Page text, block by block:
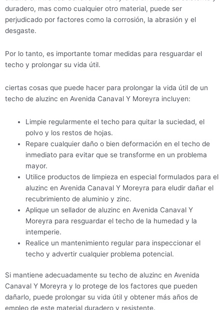
duradero, mas como cualquier otro material, puede ser
perjudicado por factores como la corrosión, la abrasión y el
desgaste.
Por lo tanto, es importante tomar medidas para resguardar el
techo y prolongar su vida útil.
ciertas cosas que puede hacer para prolongar la vida útil de un
techo de aluzinc en Avenida Canaval Y Moreyra incluyen:
Limpie regularmente el techo para quitar la suciedad, el
polvo y los restos de hojas.
Repare cualquier daño o bien deformación en el techo de
inmediato para evitar que se transforme en un problema
mayor.
Utilice productos de limpieza en especial formulados para el
aluzinc en Avenida Canaval Y Moreyra para eludir dañar el
recubrimiento de aluminio y zinc.
Aplique un sellador de aluzinc en Avenida Canaval Y
Moreyra para resguardar el techo de la humedad y la
intemperie.
Realice un mantenimiento regular para inspeccionar el
techo y advertir cualquier problema potencial.
Si mantiene adecuadamente su techo de aluzinc en Avenida
Canaval Y Moreyra y lo protege de los factores que pueden
dañarlo, puede prolongar su vida útil y obtener más años de
empleo de este material duradero y resistente.